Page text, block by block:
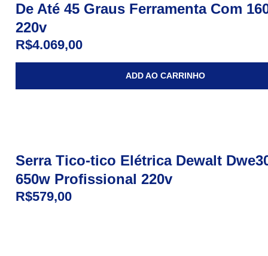
De Até 45 Graus Ferramenta Com
220v
R$4.069,00
ADD AO CARRINHO
Serra Tico-tico Elétrica Dewalt
650w Profissional 220v
R$579,00